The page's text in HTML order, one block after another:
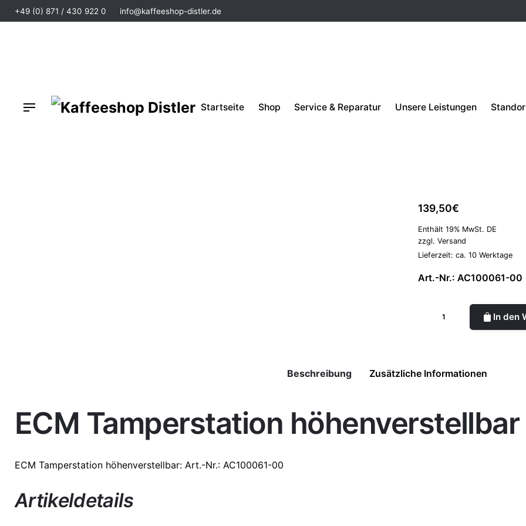
+49 (0) 871 / 430 922 0 info@kaffeeshop-distler.de
Startseite Shop Service & Reparatur Unsere Leistungen
139,50€
Enthält 19% MwSt. DE
zzgl. Versand
Lieferzeit: ca. 10 Werktage
Art.-Nr.: AC100061-00
In den
Beschreibung Zusätzliche Informationen
ECM Tamperstation höhenverstellbar
ECM Tamperstation höhenverstellbar: Art.-Nr.: AC100061-00
Artikeldetails
Weight 1,35 kg